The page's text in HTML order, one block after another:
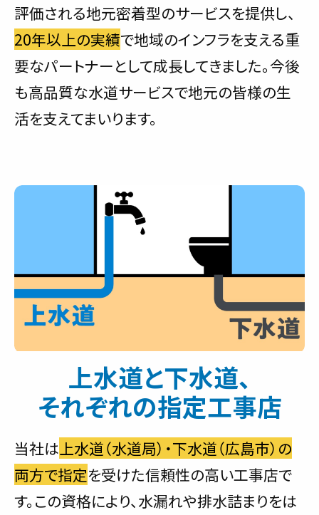
評価される地元密着型のサービスを提供し、
20年以上の実績で地域のインフラを支える重
要なパートナーとして成長してきました。今後
も高品質な水道サービスで地元の皆様の生
活を支えてまいります。
上水道と下水道、
それぞれの指定工事店
当社は 上水道（水道局）・下水道（広島市）の
両方で指定を受けた信頼性の高い工事店で
す。この資格により、水漏れや排水詰まりをは